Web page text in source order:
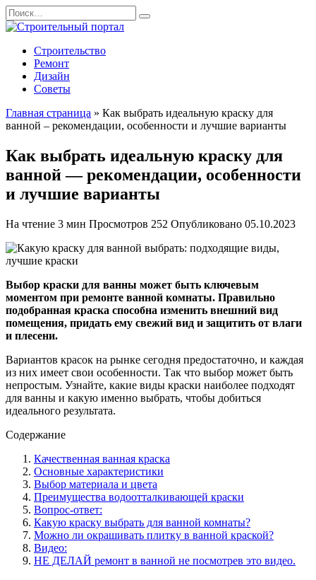
Перейти
к
содержанию
Search
for:
Строительство
Ремонт
Дизайн
Советы
Главная страница » Как выбрать идеальную краску для
ванной – рекомендации, особенности и лучшие варианты
Как выбрать идеальную краску для
ванной — рекомендации, особенности
и лучшие варианты
На чтение 3 мин Просмотров 252 Опубликовано 05.10.2023
Выбор краски для ванны может быть ключевым
моментом при ремонте ванной комнаты. Правильно
подобранная краска способна изменить внешний вид
помещения, придать ему свежий вид и защитить от влаги
и плесени.
Вариантов красок на рынке сегодня предостаточно, и каждая
из них имеет свои особенности. Так что выбор может быть
непростым. Узнайте, какие виды краски наиболее подходят
для ванны и какую именно выбрать, чтобы добиться
идеального результата.
Содержание
Качественная ванная краска
Основные характеристики
Выбор материала и цвета
Преимущества водоотталкивающей краски
Вопрос-ответ:
Какую краску выбрать для ванной комнаты?
Можно ли окрашивать плитку в ванной краской?
Видео:
НЕ ДЕЛАЙ ремонт в ванной не посмотрев это видео.